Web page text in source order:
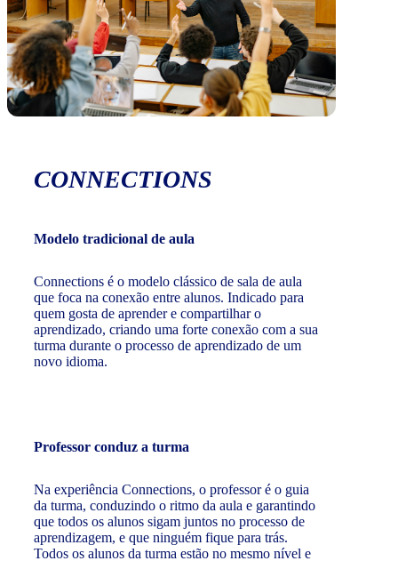
CONNECTIONS
Modelo tradicional de aula
Connections é o modelo clássico de sala de aula
que foca na conexão entre alunos. Indicado para
quem gosta de aprender e compartilhar o
aprendizado, criando uma forte conexão com a sua
turma durante o processo de aprendizado de um
novo idioma.
Professor conduz a turma
Na experiência Connections, o professor é o guia
da turma, conduzindo o ritmo da aula e garantindo
que todos os alunos sigam juntos no processo de
aprendizagem, e que ninguém fique para trás.
Todos os alunos da turma estão no mesmo nível e